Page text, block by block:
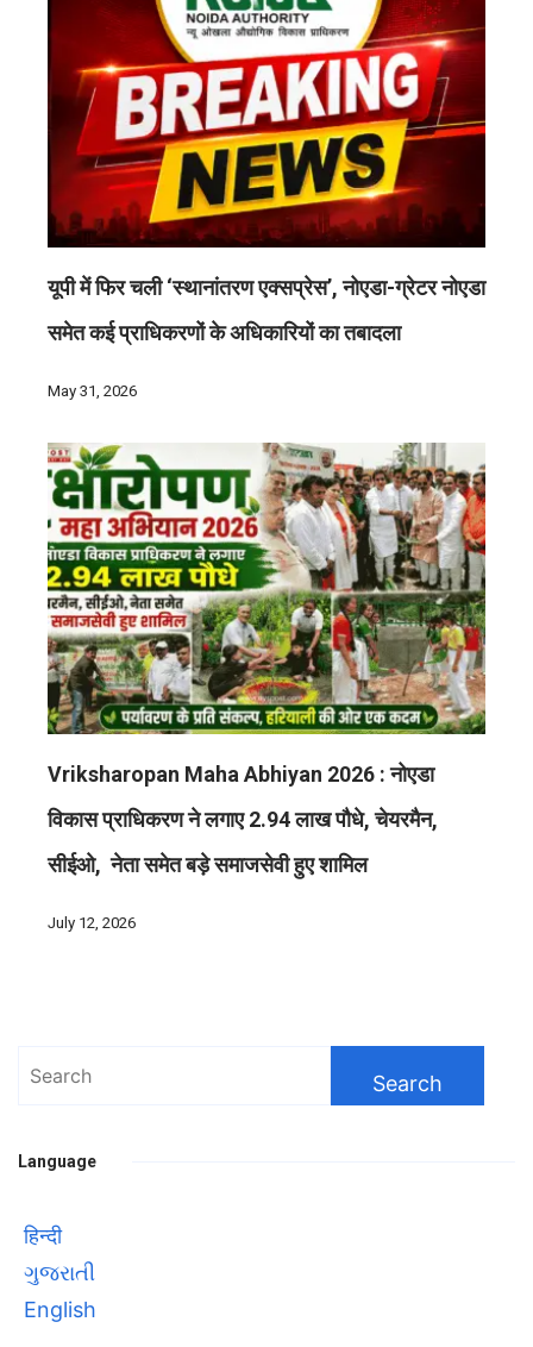
यूपी में फिर चली ‘स्थानांतरण एक्सप्रेस’, नोएडा-ग्रेटर नोएडा
समेत कई प्राधिकरणों के अधिकारियों का तबादला
May 31, 2026
Vriksharopan Maha Abhiyan 2026 : नोएडा
विकास प्राधिकरण ने लगाए 2.94 लाख पौधे, चेयरमैन,
सीईओ, नेता समेत बड़े समाजसेवी हुए शामिल
July 12, 2026
Search
Language
हिन्दी
ગુજરાતી
English